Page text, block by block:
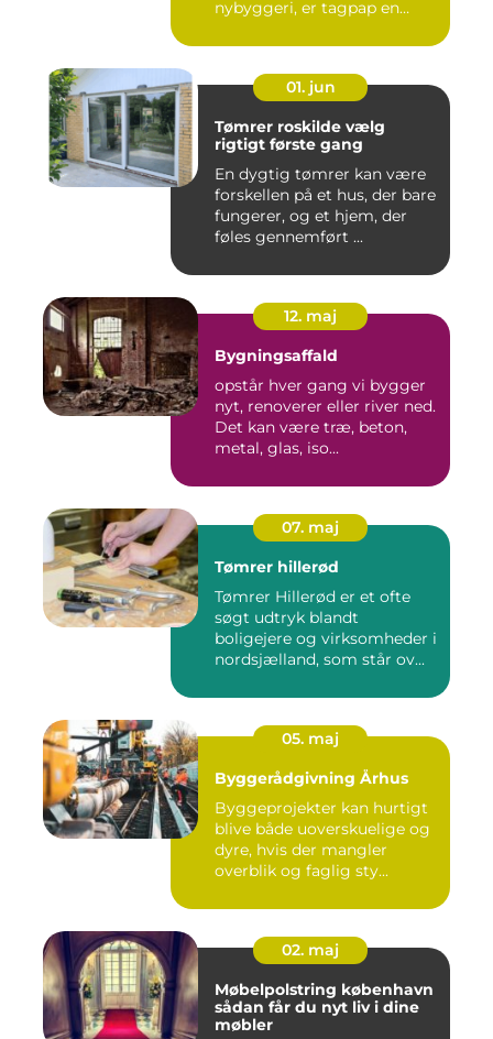
nybyggeri, er tagpap en
01. jun
Tømrer roskilde vælg
rigtigt første gang
En dygtig tømrer kan være
forskellen på et hus, der bare
fungerer, og et hjem, der
føles gennemført ...
12. maj
Bygningsaffald
opstår hver gang vi bygger
nyt, renoverer eller river ned.
Det kan være træ, beton,
metal, glas, iso...
07. maj
Tømrer hillerød
Tømrer Hillerød er et ofte
søgt udtryk blandt
boligejere og virksomheder i
nordsjælland, som står ov...
05. maj
Byggerådgivning Århus
Byggeprojekter kan hurtigt
blive både uoverskuelige og
dyre, hvis der mangler
overblik og faglig sty...
02. maj
Møbelpolstring københavn
sådan får du nyt liv i dine
møbler